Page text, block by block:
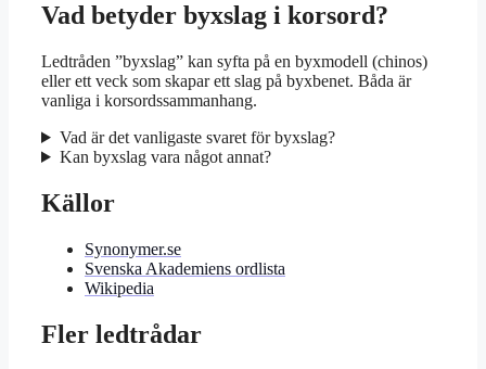
Vad betyder byxslag i korsord?
Ledtråden ”byxslag” kan syfta på en byxmodell (chinos)
eller ett veck som skapar ett slag på byxbenet. Båda är
vanliga i korsordssammanhang.
Vad är det vanligaste svaret för byxslag?
Kan byxslag vara något annat?
Källor
Synonymer.se
Svenska Akademiens ordlista
Wikipedia
Fler ledtrådar